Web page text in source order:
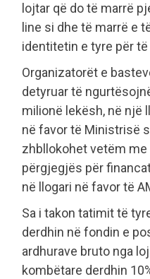
lojtar që do të marrë
line si dhe të marrë e
identitetin e tyre për
Organizatorët e
detyruar të
milionë lekësh, në një
në favor të Ministrisë
zhbllokohet vetëm
përgjegjës për
në llogari në favor të
Sa i takon tatimit të
derdhin në fondin e
ardhurave bruto nga
kombëtare derdhin